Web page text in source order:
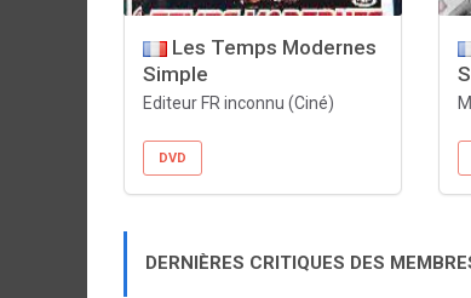
Les Temps Modernes
Simple
Editeur FR inconnu (Ciné)
DVD
DERNIÈRES CRITIQUES DES